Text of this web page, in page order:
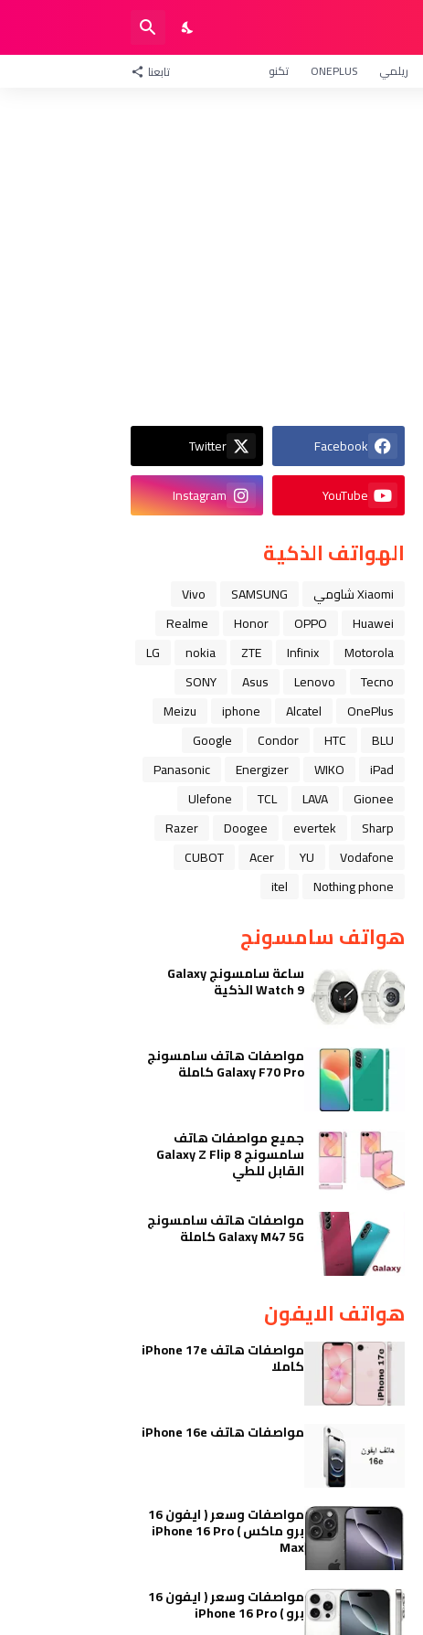
ريلمي ONEPLUS تكنو تابعنا
Facebook
Twitter
YouTube
Instagram
الهواتف الذكية
Xiaomi شاومي SAMSUNG
Vivo
Huawei
OPPO
Honor
Realme
Motorola
Infinix
ZTE
nokia
LG
Tecno
Lenovo
Asus
SONY
OnePlus
Alcatel
iphone
Meizu
BLU
HTC
Condor
Google
iPad
WIKO
Energizer
Panasonic
Gionee
LAVA
TCL
Ulefone
Sharp
evertek
Doogee
Razer
Vodafone
YU
Acer
CUBOT
Nothing phone
itel
هواتف سامسونج
ساعة سامسونج Galaxy
Watch 9 الذكية
مواصفات هاتف سامسونج
Galaxy F70 Pro كاملة
جميع مواصفات هاتف
سامسونج Galaxy Z Flip 8
القابل للطي
مواصفات هاتف سامسونج
Galaxy M47 5G كاملة
هواتف الايفون
مواصفات هاتف iPhone 17e
كاملا
مواصفات هاتف iPhone 16e
مواصفات وسعر ( ايفون 16
برو ماكس ) iPhone 16 Pro
Max
مواصفات وسعر ( ايفون 16
برو ) iPhone 16 Pro